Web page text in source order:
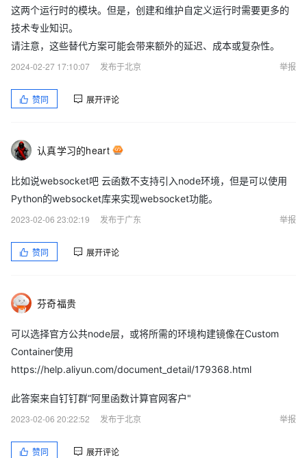
这两个运行时的模块。但是，创建和维护自定义运行时需要更多的
技术专业知识。
请注意，这些替代方案可能会带来额外的延迟、成本或复杂性。
2024-02-27 17:10:07
发布于北京 举报
赞同 展开评论
认真学习的heart
比如说websocket吧 云函数不支持引入node环境，但是可以使用
Python的websocket库来实现websocket功能。
2023-02-06 23:02:19
发布于广东 举报
赞同 展开评论
芬奇福贵
可以选择官方公共node层，或将所需的环境构建镜像在Custom
Container使用
https://help.aliyun.com/document_detail/179368.html
此答案来自钉钉群“阿里函数计算官网客户"
2023-02-06 20:22:52
发布于北京 举报
赞同 展开评论